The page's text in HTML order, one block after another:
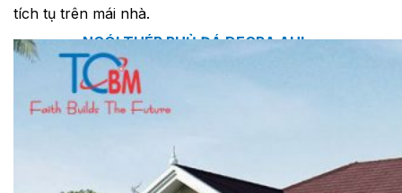
NGÓI THÉP PHỦ ĐÁ DECRA AHI
CLASSIC
HERITAGE
MILANO
CF SLATE
tích tụ trên mái nhà.